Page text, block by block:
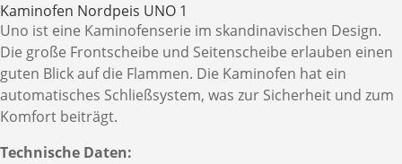
Kaminofen Nordpeis UNO 1
Uno ist eine Kaminofenserie im skandinavischen Design.
Die große Frontscheibe und Seitenscheibe erlauben einen
guten Blick auf die Flammen. Die Kaminofen hat ein
automatisches Schließsystem, was zur Sicherheit und zum
Komfort beiträgt.
Technische Daten: